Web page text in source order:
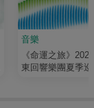
音樂
《命運之旅》
東回響樂團夏季巡